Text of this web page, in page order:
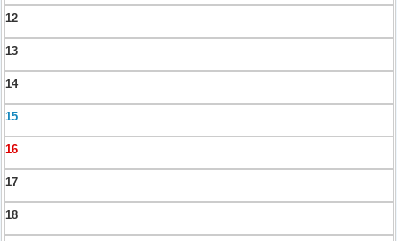
12
13
14
15
16
17
18